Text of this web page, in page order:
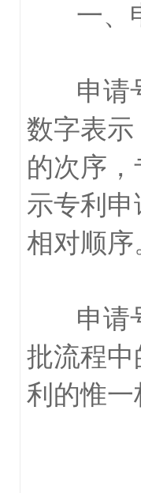
一、
申请号
数字表
的次序
示专利
相对顺
申请号
批流程
利的惟一